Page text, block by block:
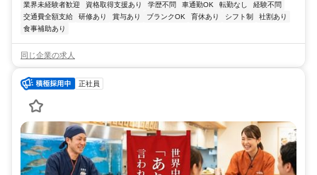
業界未経験者歓迎 資格取得支援あり 学歴不問 車通勤OK 転勤なし
経験不問
交通費全額支給
研修あり 賞与あり ブランクOK 育休あり シフト制
社割あり
食事補助あり
同じ企業の求人
正社員